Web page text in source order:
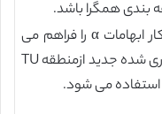
این مزیت را دارد که امکان پالایش خودکار ابهامات α را فراهم می
کند ، به عنوان پیکسل های برچسب گذاری شده جدید ازمنطقه TU